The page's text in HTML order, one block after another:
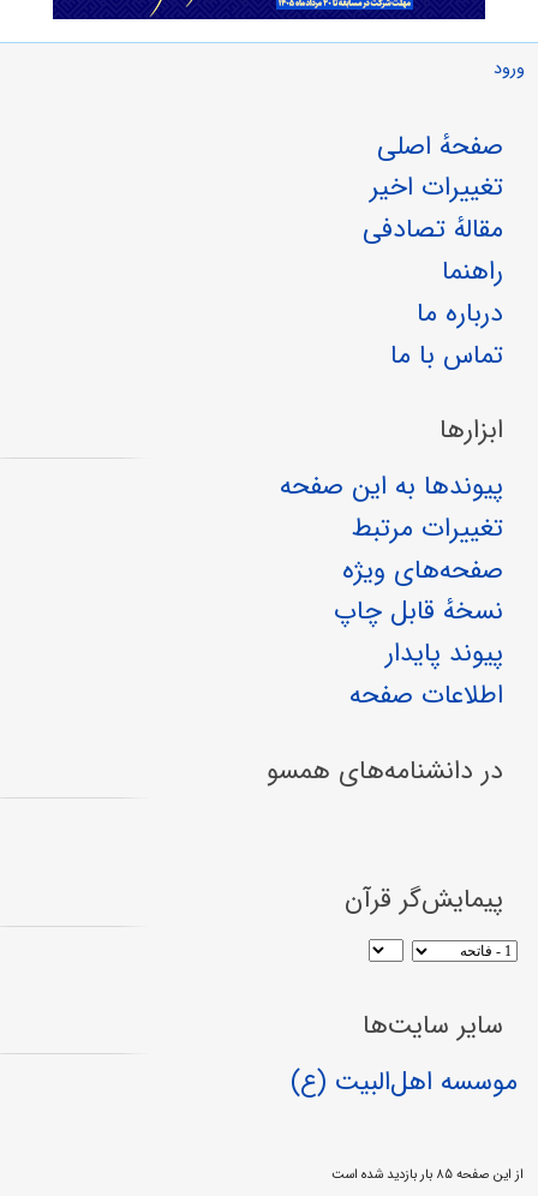
ورود
صفحهٔ اصلی
تغییرات اخیر
مقالهٔ تصادفی
راهنما
درباره ما
تماس با ما
ابزارها
پیوندها به این صفحه
تغییرات مرتبط
صفحه‌های ویژه
نسخهٔ قابل چاپ
پیوند پایدار
اطلاعات صفحه
در دانشنامه‌های همسو
پیمایش‌گر قرآن
سایر سایت‌ها
موسسه اهل‌البیت (ع)
از این صفحه ۸۵ بار بازدید شده است